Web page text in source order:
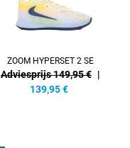
ZOOM HYPERSET 2 SE
Adviesprijs 149,95 € |
139,95 €